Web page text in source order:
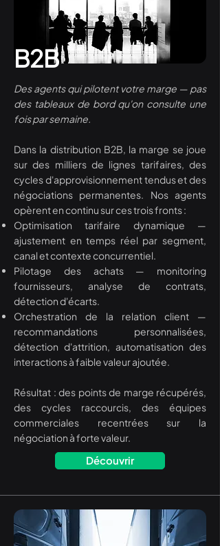
B2B
Des agents qui pilotent votre marge — pas
des tableaux de bord qu'on consulte une
fois par semaine.
Dans la distribution B2B, la marge se joue
sur des milliers de lignes tarifaires, des
cycles d'approvisionnement tendus et des
négociations permanentes. Nos agents
opèrent en continu sur ces trois fronts :
Optimisation tarifaire dynamique —
ajustement en temps réel par segment,
canal et contexte concurrentiel.
Pilotage des achats — monitoring
fournisseurs, analyse de contrats,
détection d'écarts.
Orchestration de la relation client —
recommandations personnalisées,
détection d'attrition, automatisation des
interactions à faible valeur ajoutée.
Résultat : des points de marge récupérés,
des cycles raccourcis, des équipes
commerciales recentrées sur la
négociation à forte valeur.
Découvrir